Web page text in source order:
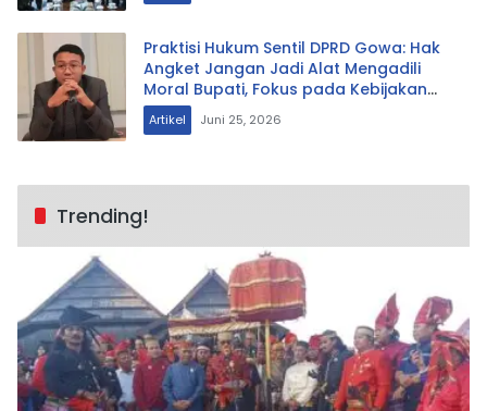
Praktisi Hukum Sentil DPRD Gowa: Hak
Angket Jangan Jadi Alat Mengadili
Moral Bupati, Fokus pada Kebijakan
yang Bermasalah
Artikel Juni 25, 2026
Trending!